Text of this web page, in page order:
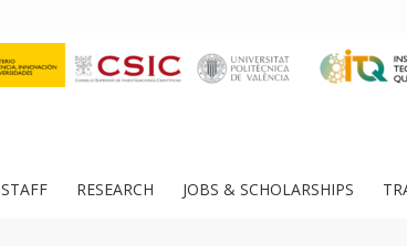
STAFF RESEARCH JOBS & SCHOLARSHIPS